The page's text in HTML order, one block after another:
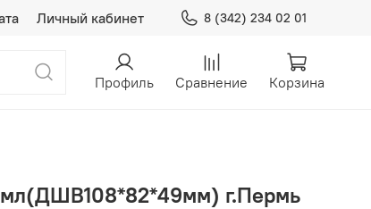
Личный кабинет 8 (342) 234 02 01
Профиль Сравнение Корзина
г.Пермь